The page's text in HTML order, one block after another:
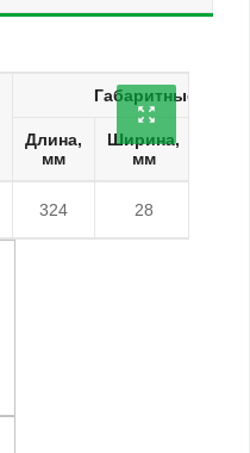
Габаритные
Длина,
мм
Ширина,
мм
324 28